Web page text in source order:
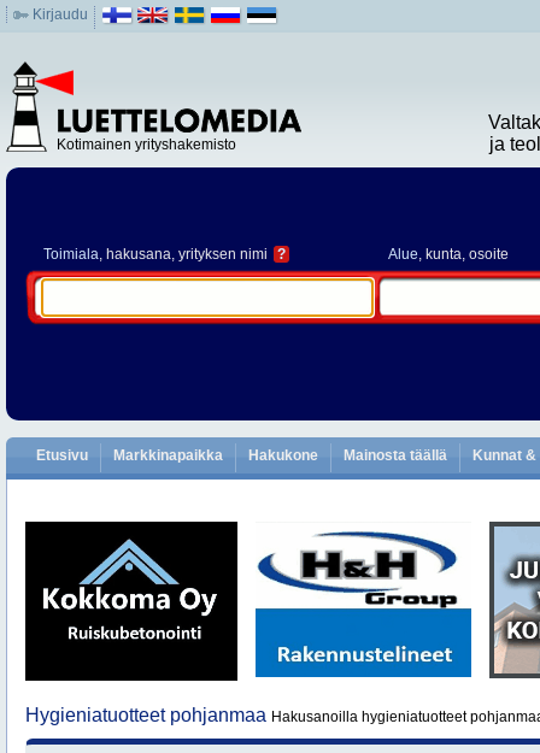
Kirjaudu
Kotimainen yrityshakemisto
ja
Toimiala, hakusana, yrityksen nimi ? Alue, kunta, osoite
Etusivu Markkinapaikka Hakukone Mainosta täällä Kunnat
Hygieniatuotteet pohjanmaa Hakusanoilla hygieniatuotteet